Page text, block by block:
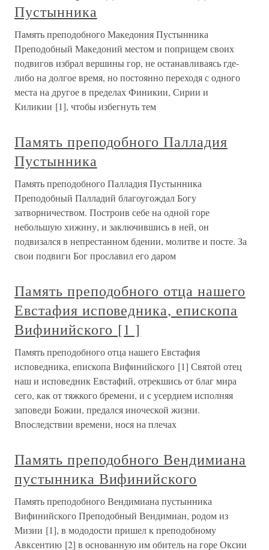
Пустынника
Память преподобного Македония Пустынника
Преподобный Македоний местом и поприщем своих
подвигов избрал вершины гор, не останавливаясь где-
либо на долгое время, но постоянно переходя с одного
места на другое в пределах Финикии, Сирии и
Киликии [1], чтобы избегнуть тем
Память преподобного Палладия
Пустынника
Память преподобного Палладия Пустынника
Преподобный Палладий благоугождал Богу
затворничеством. Построив себе на одной горе
небольшую хижину, и заключившись в ней, он
подвизался в непрестанном бдении, молитве и посте. За
свои подвиги Бог прославил его даром
Память преподобного отца нашего
Евстафия исповедника, епископа
Вифинийского [1 ]
Память преподобного отца нашего Евстафия
исповедника, епископа Вифинийского [1] Святой отец
наш и исповедник Евстафий, отрекшись от благ мира
сего, как от тяжкого бремени, и с усердием исполняя
заповеди Божии, предался иноческой жизни.
Впоследствии времени, нося на плечах
Память преподобного Вендимиана
пустынника Вифинийского
Память преподобного Вендимиана пустынника
Вифинийского Преподобный Вендимиан, родом из
Мизии [1], в мододости пришел к преподобному
Авксентию [2] в основанную им обитель на горе Оксии